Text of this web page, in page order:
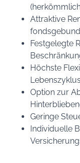
Attraktive
Festgelegte
Höchste
Option zur
Geringe
Individuelle